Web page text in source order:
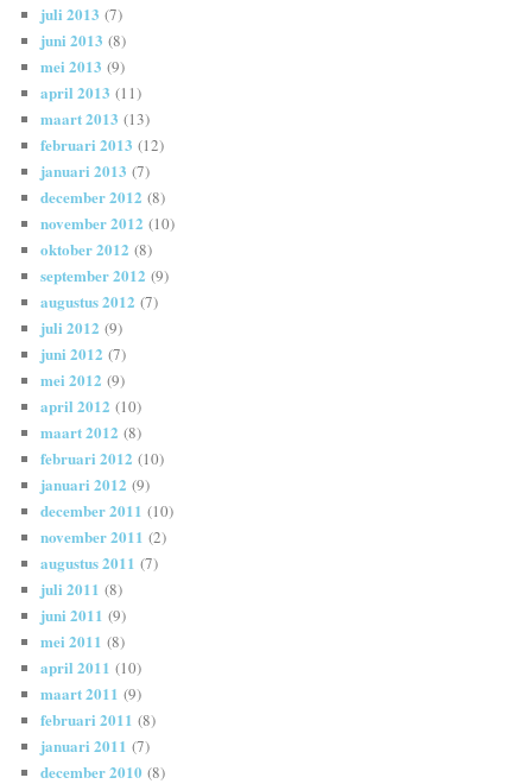
juli 2013 (7)
juni 2013 (8)
mei 2013 (9)
april 2013 (11)
maart 2013 (13)
februari 2013 (12)
januari 2013 (7)
december 2012 (8)
november 2012 (10)
oktober 2012 (8)
september 2012 (9)
augustus 2012 (7)
juli 2012 (9)
juni 2012 (7)
mei 2012 (9)
april 2012 (10)
maart 2012 (8)
februari 2012 (10)
januari 2012 (9)
december 2011 (10)
november 2011 (2)
augustus 2011 (7)
juli 2011 (8)
juni 2011 (9)
mei 2011 (8)
april 2011 (10)
maart 2011 (9)
februari 2011 (8)
januari 2011 (7)
december 2010 (8)